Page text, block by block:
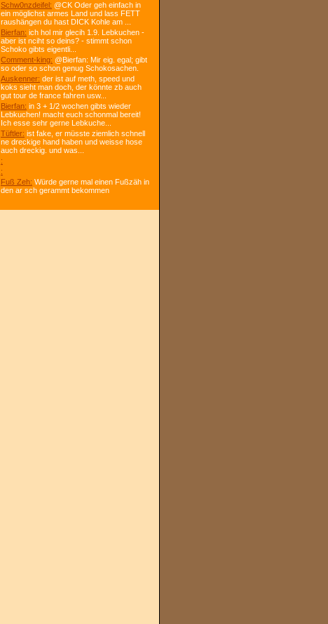
Schw0nzdeifel: @CK Oder geh einfach in
ein möglichst armes Land und lass FETT
raushängen du hast DICK Kohle am ...
Bierfan: ich hol mir glecih 1.9. Lebkuchen -
aber ist nciht so deins? - stimmt schon
Schoko gibts eigentli...
Comment-king: @Bierfan: Mir eig. egal; gibt
so oder so schon genug Schokosachen.
Auskenner: der ist auf meth, speed und
koks sieht man doch, der könnte zb auch
gut tour de france fahren usw...
Bierfan: in 3 + 1/2 wochen gibts wieder
Lebkuchen! macht euch schonmal bereit!
Ich esse sehr gerne Lebkuche...
Tüftler: ist fake, er müsste ziemlich schnell
ne dreckige hand haben und weisse hose
auch dreckig. und was...
:
:
Fuß Zeh: Würde gerne mal einen Fußzäh in
den ar sch gerammt bekommen